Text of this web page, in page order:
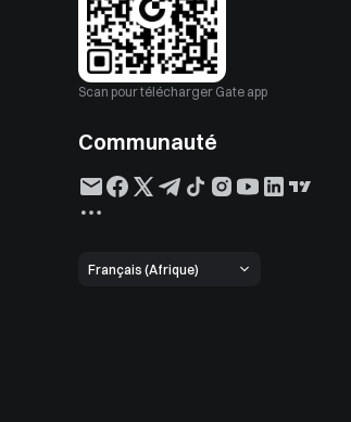
Scan pour télécharger Gate app
Communauté
Français (Afrique)